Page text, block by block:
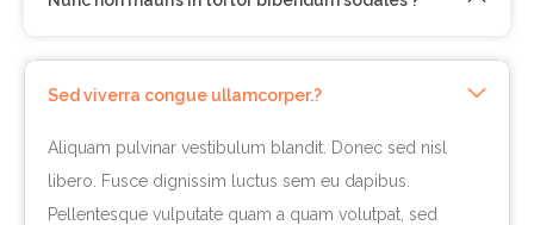
Sed viverra congue ullamcorper.?
Aliquam pulvinar vestibulum blandit. Donec sed nisl
libero. Fusce dignissim luctus sem eu dapibus.
Pellentesque vulputate quam a quam volutpat, sed